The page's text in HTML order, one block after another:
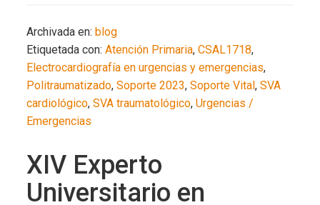
Archivada en: blog
Etiquetada con:Atención Primaria,CSAL1718,
Electrocardiografía en urgencias y emergencias,
Politraumatizado,Soporte 2023,Soporte Vital,SVA
cardiológico,SVA traumatológico,Urgencias /
Emergencias
XIV Experto
Universitario en